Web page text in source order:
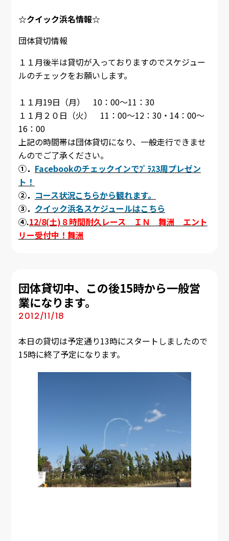
☆クイック浜名情報☆
団体貸切情報
１１月後半は貸切が入っておりますのでスケジュー
ルのチェックをお願いします。
１１月19日（月） 10：00～11：30
１１月２０日（火） 11：00～12：30・14：00～
16：00
上記の時間帯は団体貸切になり、一般走行できませ
んのでご了承ください。
①． Facebookのチェックインでﾌﾟﾗｽ3周プレゼン
ト！
②． コース状況こちらから観れます。
③． クイック浜名スケジュールはこちら
④.12/8(土)８時間耐久レース ＩＮ 舞洲 エント
リー受付中！舞洲
団体貸切中、この後15時から一般営
業になります。
2012/11/18
本日の貸切は予定通り13時にスタートしましたので
15時に終了予定になります。